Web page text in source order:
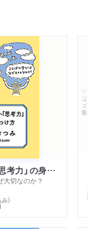
ＡＩにはない「思考力」の身につけ方
切なのか？
）
シリーズ・全集